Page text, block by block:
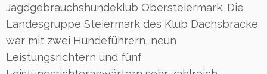
Jagdgebrauchshundeklub Obersteiermark. Die
Landesgruppe Steiermark des Klub Dachsbracke
war mit zwei Hundeführern, neun
Leistungsrichtern und fünf